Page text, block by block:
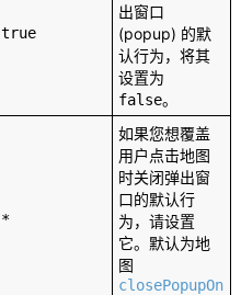
true
出窗口
(popup) 的默
认行为，将其
设置为
false。
*
如果您想覆盖
用户点击地图
时关闭弹出窗
口的默认行
为，请设置
它。默认为地
图
closePopupOn